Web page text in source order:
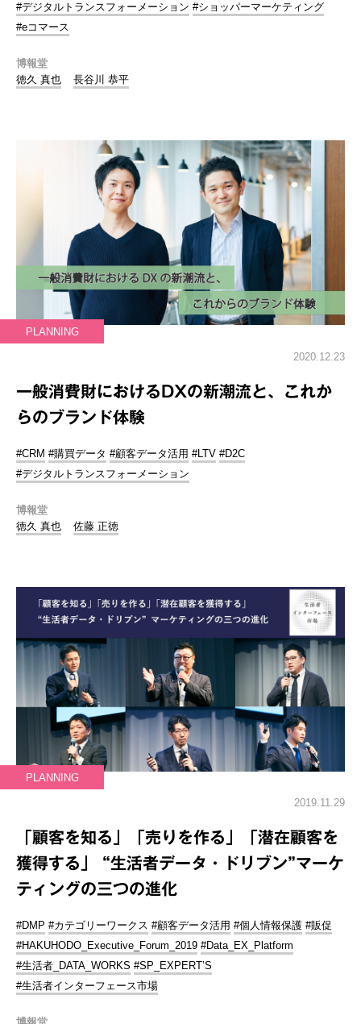
#デジタルトランスフォーメーション #ショッパーマーケティング
#eコマース
博報堂
徳久 真也
長谷川 恭平
PLANNING
2020.12.23
一般消費財におけるDXの新潮流と、これか
らのブランド体験
#CRM #購買データ #顧客データ活用 #LTV #D2C
#デジタルトランスフォーメーション
博報堂
徳久 真也
佐藤 正徳
PLANNING
2019.11.29
「顧客を知る」「売りを作る」「潜在顧客を
獲得する」 “生活者データ・ドリブン”マーケ
ティングの三つの進化
#DMP #カテゴリーワークス #顧客データ活用 #個人情報保護 #販促
#HAKUHODO_Executive_Forum_2019 #Data_EX_Platform
#生活者_DATA_WORKS #SP_EXPERT’S
#生活者インターフェース市場